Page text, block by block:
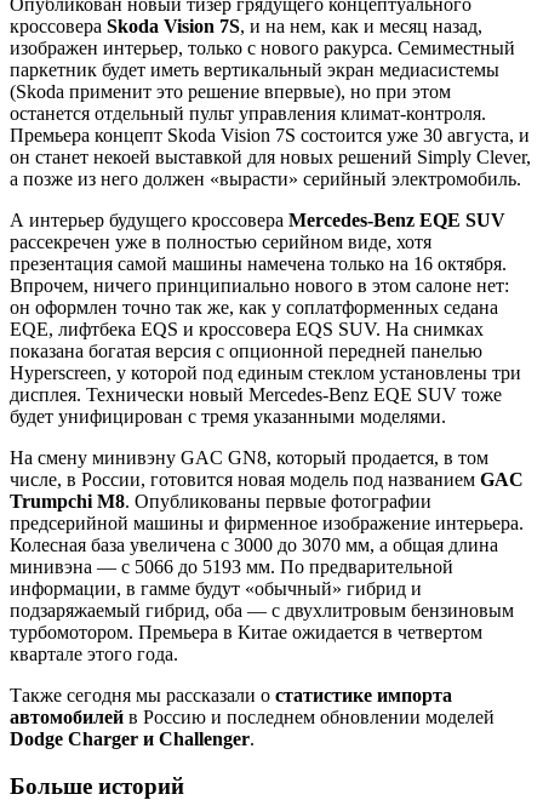
кроссовера Skoda Vision 7S, и на нем, как и месяц назад,
изображен интерьер, только с нового ракурса. Семиместный
паркетник будет иметь вертикальный экран медиасистемы
(Skoda применит это решение впервые), но при этом
останется отдельный пульт управления климат-контроля.
Премьера концепт Skoda Vision 7S состоится уже 30 августа, и
он станет некоей выставкой для новых решений Simply Clever,
а позже из него должен «вырасти» серийный электромобиль.
А интерьер будущего кроссовера Mercedes-Benz EQE SUV
рассекречен уже в полностью серийном виде, хотя
презентация самой машины намечена только на 16 октября.
Впрочем, ничего принципиально нового в этом салоне нет:
он оформлен точно так же, как у соплатформенных седана
EQE, лифтбека EQS и кроссовера EQS SUV. На снимках
показана богатая версия с опционной передней панелью
Hyperscreen, у которой под единым стеклом установлены три
дисплея. Технически новый Mercedes-Benz EQE SUV тоже
будет унифицирован с тремя указанными моделями.
На смену минивэну GAC GN8, который продается, в том
числе, в России, готовится новая модель под названием GAC
Trumpchi M8. Опубликованы первые фотографии
предсерийной машины и фирменное изображение интерьера.
Колесная база увеличена с 3000 до 3070 мм, а общая длина
минивэна — с 5066 до 5193 мм. По предварительной
информации, в гамме будут «обычный» гибрид и
подзаряжаемый гибрид, оба — с двухлитровым бензиновым
турбомотором. Премьера в Китае ожидается в четвертом
квартале этого года.
Также сегодня мы рассказали о статистике импорта
автомобилей в Россию и последнем обновлении моделей
Dodge Charger и Challenger.
Больше историй